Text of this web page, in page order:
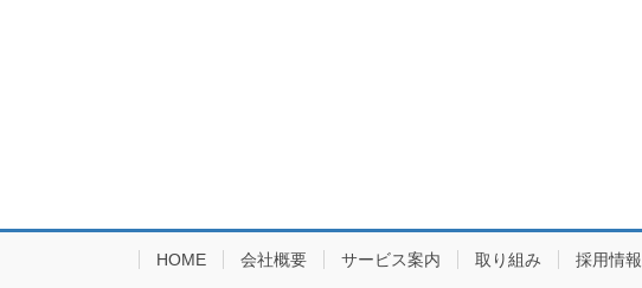
HOME 会社概要 サービス案内 取り組み 採用情報